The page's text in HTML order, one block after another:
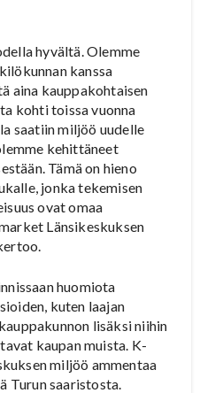
hyvältä. Olemme
kanssa
aina kauppakohtaisen
kohti toissa vuonna
saatiin miljöö uudelle
kehittäneet
Tämä on hieno
jonka tekemisen
ovat omaa
Länsikeskuksen
huomiota
kuten laajan
lisäksi niihin
kaupan muista. K-
miljöö ammentaa
Turun saaristosta.